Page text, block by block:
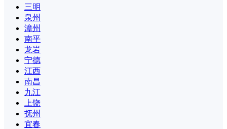
三明
泉州
漳州
南平
龙岩
宁德
江西
南昌
九江
上饶
抚州
宜春